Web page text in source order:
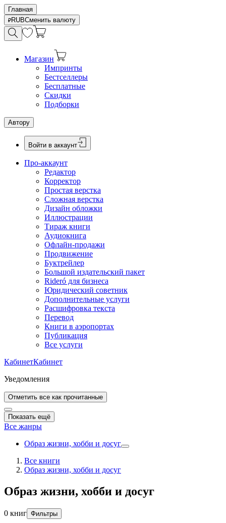
Главная
RUBСменить валюту
Магазин
Импринты
Бестселлеры
Бесплатные
Скидки
Подборки
Автору
Войти в аккаунт
Про-аккаунт
Редактор
Корректор
Простая верстка
Сложная верстка
Дизайн обложки
Иллюстрации
Тираж книги
Аудиокнига
Офлайн-продажи
Продвижение
Буктрейлер
Большой издательский пакет
Rideró для бизнеса
Юридический советник
Дополнительные услуги
Расшифровка текста
Перевод
Книги в аэропортах
Публикация
Все услуги
КабинетКабинет
Уведомления
Отметить все как прочитанные
Показать ещё
Все жанры
Образ жизни, хобби и досуг
Все книги
Образ жизни, хобби и досуг
Образ жизни, хобби и досуг
0 книг Фильтры